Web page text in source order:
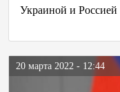
Украиной и Россией
20 марта 2022 - 12:44